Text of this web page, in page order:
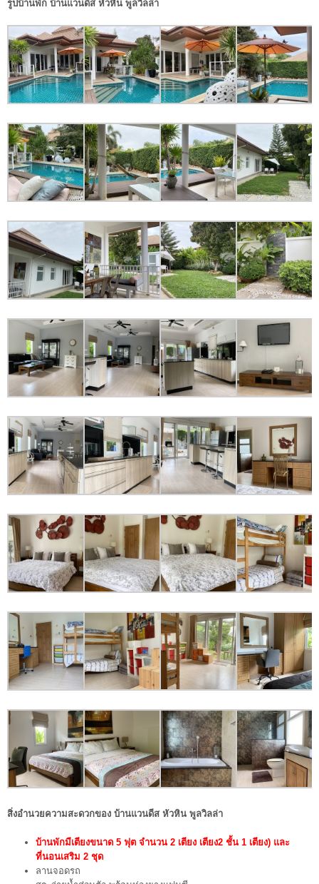
รูปบ้านพัก บ้านแวนดีส หัวหิน พูลวิลล่า
สิ่งอำนวยความสะดวกของ บ้านแวนดีส หัวหิน พูลวิลล่า
บ้านพักมีเตียงขนาด 5 ฟุต จำนวน 2 เตียง เตียง2 ชั้น 1 เตียง) และ
ที่นอนเสริม 2 ชุด
ลานจอดรถ